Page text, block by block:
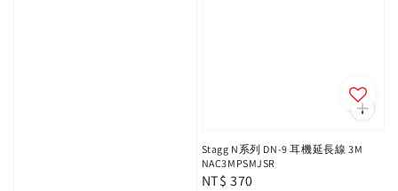
Stagg N系列 DN-9 耳機延長線 3M
NAC3MPSMJSR
Regular
NT$ 370